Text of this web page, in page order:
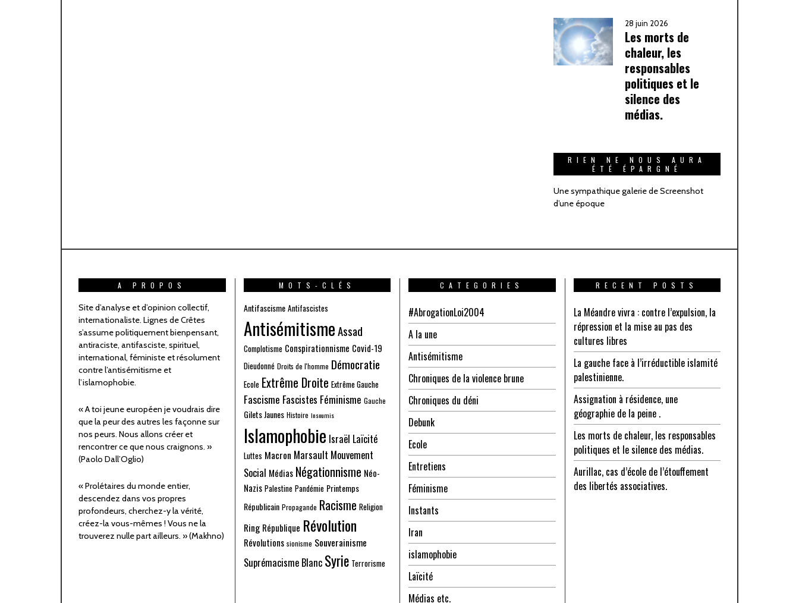
28 juin 2026
Les morts de
chaleur, les
responsables
politiques et le
silence des
médias.
RIEN NE NOUS AURA
ÉTÉ ÉPARGNÉ
Une sympathique galerie de Screenshot
d’une époque
A PROPOS
Site d’analyse et d’opinion collectif,
internationaliste. Lignes de Crêtes
s’assume politiquement bienpensant,
antiraciste, antifasciste, spirituel,
international, féministe et résolument
contre l’antisémitisme et
l’islamophobie.
« A toi jeune européen je voudrais dire
que la peur des autres les façonne sur
nos peurs. Nous allons créer et
rencontrer ce que nous craignons. »
(Paolo Dall’Oglio)
« Prolétaires du monde entier,
descendez dans vos propres
profondeurs, cherchez-y la vérité,
créez-la vous-mêmes ! Vous ne la
trouverez nulle part ailleurs. » (Makhno)
MOTS-CLÉS
Antifascisme Antifascistes
AntisémitismeAssad
Complotisme Conspirationnisme Covid-19
Dieudonné Droits de l'homme Démocratie
Ecole Extrême Droite Extrême Gauche
Fascisme Fascistes Féminisme Gauche
Gilets Jaunes Histoire Insoumis
Islamophobie Israël Laïcité
Luttes Macron Marsault Mouvement
Social Médias Négationnisme Néo-
Nazis Palestine Pandémie Printemps
Républicain Propagande Racisme Religion
Ring République Révolution
Révolutions sionisme Souverainisme
Suprémacisme Blanc Syrie Terrorisme
CATEGORIES
#AbrogationLoi2004
A la une
Antisémitisme
Chroniques de la violence brune
Chroniques du déni
Debunk
Ecole
Entretiens
Féminisme
Instants
Iran
islamophobie
Laïcité
Médias etc.
RECENT POSTS
La Méandre vivra : contre l’expulsion, la
répression et la mise au pas des
cultures libres
La gauche face à l’irréductible islamité
palestinienne.
Assignation à résidence, une
géographie de la peine .
Les morts de chaleur, les responsables
politiques et le silence des médias.
Aurillac, cas d’école de l’étouffement
des libertés associatives.